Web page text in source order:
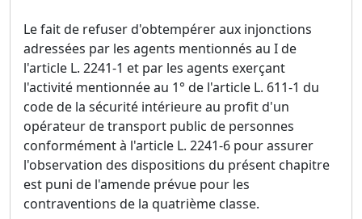
Le fait de refuser d'obtempérer aux injonctions
adressées par les agents mentionnés au I de
l'article L. 2241-1 et par les agents exerçant
l'activité mentionnée au 1° de l'article L. 611-1 du
code de la sécurité intérieure au profit d'un
opérateur de transport public de personnes
conformément à l'article L. 2241-6 pour assurer
l'observation des dispositions du présent chapitre
est puni de l'amende prévue pour les
contraventions de la quatrième classe.